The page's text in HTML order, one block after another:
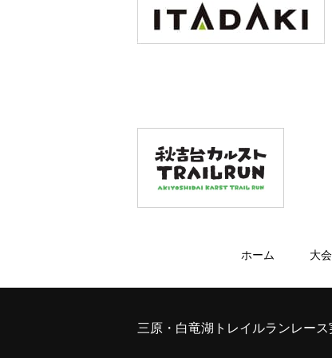
ホーム 大
三原・白竜湖トレイルランレース